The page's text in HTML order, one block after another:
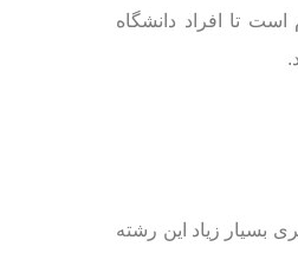
تا افراد دانشگاه
بسیار زیاد این رشته